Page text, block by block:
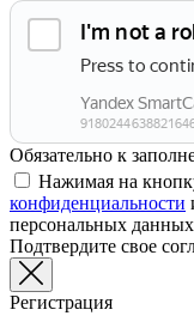
Обязательно к
Нажимая на
конфиденциальности
персональных
Подтвердите свое
Регистрация